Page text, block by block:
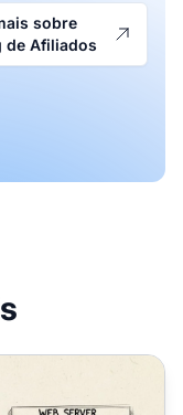
sobre
de Afiliados
de sites? Guia